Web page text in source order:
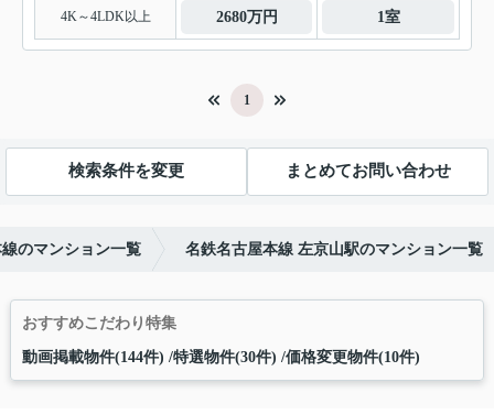
4K～4LDK以上 2680万円 1室
1
検索条件を変更 まとめてお問い合わせ
のマンション一覧 名鉄名古屋本線 左京山駅のマンション一覧
おすすめこだわり特集
動画掲載物件(144件) 特選物件(30件) 価格変更物件(10件)